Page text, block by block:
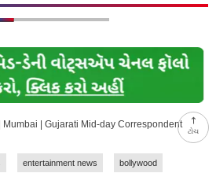
ટોચ
Mumbai | Gujarati Mid-day Correspondent
entertainment news bollywood